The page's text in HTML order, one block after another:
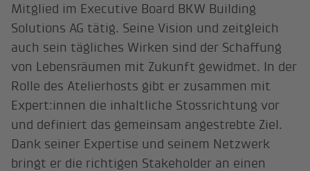
Mitglied im Executive Board BKW Building
Solutions AG tätig. Seine Vision und zeitgleich
auch sein tägliches Wirken sind der Schaffung
von Lebensräumen mit Zukunft gewidmet. In der
Rolle des Atelierhosts gibt er zusammen mit
Expert:innen die inhaltliche Stossrichtung vor
und definiert das gemeinsam angestrebte Ziel.
Dank seiner Expertise und seinem Netzwerk
bringt er die richtigen Stakeholder an einen